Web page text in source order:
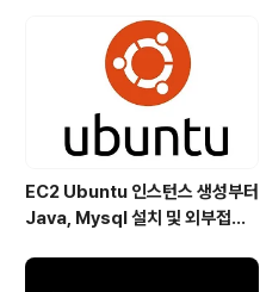
EC2 Ubuntu 인스턴스 생성부터
Java, Mysql 설치 및 외부접속